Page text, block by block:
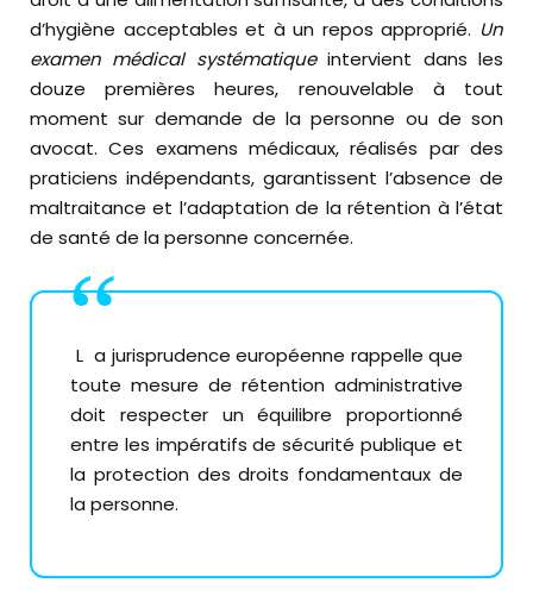
d’hygiène acceptables et à un repos approprié. Un
examen médical systématiqueintervient dans les
douze premières heures, renouvelable à tout
moment sur demande de la personne ou de son
avocat. Ces examens médicaux, réalisés par des
praticiens indépendants, garantissent l’absence de
maltraitance et l’adaptation de la rétention à l’état
de santé de la personne concernée.
La jurisprudence européenne rappelle que
toute mesure de rétention administrative
doit respecter un équilibre proportionné
entre les impératifs de sécurité publique et
la protection des droits fondamentaux de
la personne.